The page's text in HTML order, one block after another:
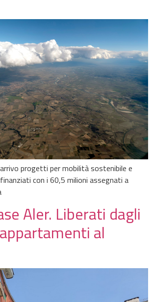
arrivo progetti per mobilità sostenibile e
con i 60,5 milioni assegnati a
Aler. Liberati dagli
al